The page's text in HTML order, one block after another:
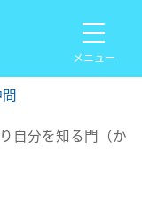
メニュー
自分を知る門（か